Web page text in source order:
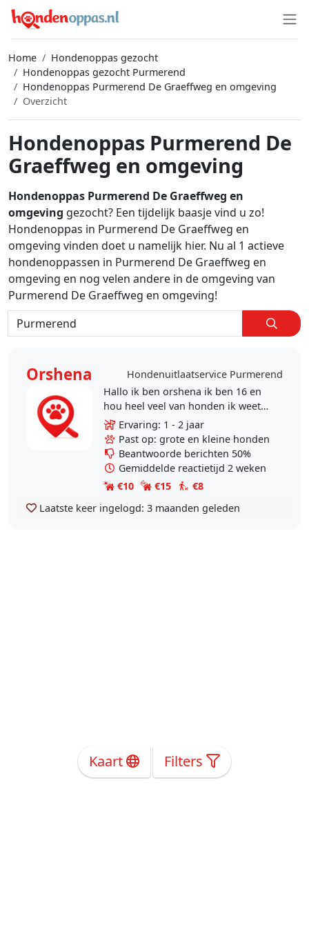
Home
Hondenoppas gezocht
Hondenoppas gezocht Purmerend
Hondenoppas Purmerend De Graeffweg en omgeving
Overzicht
Hondenoppas Purmerend De
Graeffweg en omgeving
Hondenoppas Purmerend De Graeffweg en
omgeving gezocht? Een tijdelijk baasje vind u zo!
Hondenoppas in Purmerend De Graeffweg en
omgeving vinden doet u namelijk hier. Nu al 1 actieve
hondenoppassen in Purmerend De Graeffweg en
omgeving en nog velen andere in de omgeving van
Purmerend De Graeffweg en omgeving!
Orshena
Hondenuitlaatservice Purmerend
Hallo ik ben orshena ik ben 16 en
hou heel veel van honden ik weet
ook wat van honden omdat ik vaak
op honden pas omdat mijn
vriendinen veel honden..
Ervaring: 1 - 2 jaar
Past op: grote en kleine honden
Beantwoorde berichten 50%
Gemiddelde reactietijd 2 weken
€10
€15
€8
Laatste keer ingelogd: 3 maanden geleden
Kaart Filters